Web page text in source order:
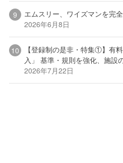
エムスリー、ワイズマンを完
2026年6月8日
【登録制の是非・特集①】有
入」 基準・規則を強化、施設
2026年7月22日